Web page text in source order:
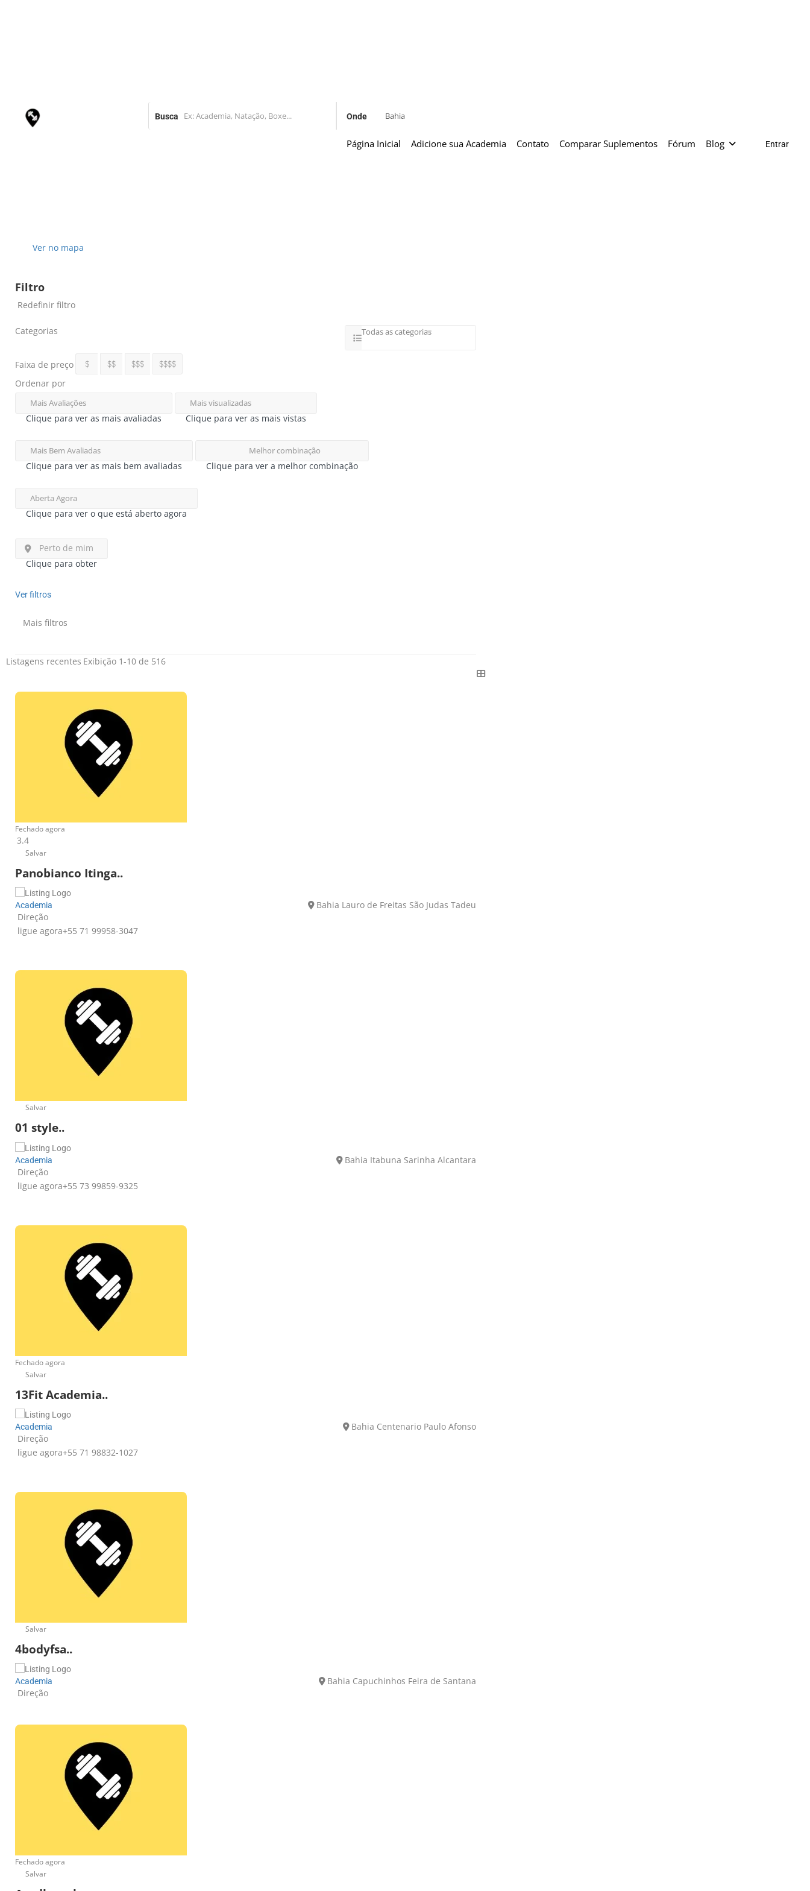
Busca Onde
Entrar
Página Inicial Adicione sua Academia Contato Comparar Suplementos Fórum Blog
Ver no mapa
Filtro
Redefinir filtro
Categorias Todas as categorias
Faixa de preço $ $$ $$$ $$$$
Ordenar por
Mais Avaliações
Clique para ver as mais avaliadas
Mais visualizadas
Clique para ver as mais vistas
Mais Bem Avaliadas
Clique para ver as mais bem avaliadas
Melhor combinação
Clique para ver a melhor combinação
Aberta Agora
Clique para ver o que está aberto agora
Perto de mim
Clique para obter
Ver filtros
Mais filtros
Listagens recentes Exibição 1-10 de 516
Fechado agora
3.4
Salvar
Panobianco Itinga..
Academia Bahia Lauro de Freitas São Judas Tadeu
Direção
ligue agora+55 71 99958-3047
Salvar
01 style..
Academia Bahia Itabuna Sarinha Alcantara
Direção
ligue agora+55 73 99859-9325
Fechado agora
Salvar
13Fit Academia..
Academia Bahia Centenario Paulo Afonso
Direção
ligue agora+55 71 98832-1027
Salvar
4bodyfsa..
Academia Bahia Capuchinhos Feira de Santana
Direção
Fechado agora
Salvar